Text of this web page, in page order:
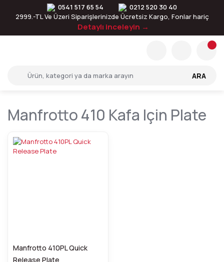
0541 517 65 54
0212 520 30 40
2999.-TL Ve Üzeri Siparişlerinizde Ücretsiz Kargo, Fonlar hariç
Detaylı inceleyin →
ARA
Manfrotto 410 Kafa Için Plate
Manfrotto 410PL Quick
Release Plate